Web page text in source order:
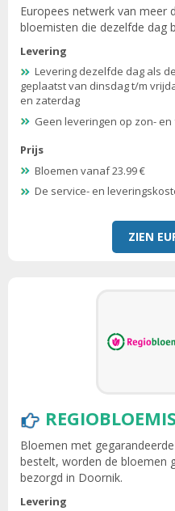
Europees netwerk van meer
bloemisten die dezelfde dag
Levering
Levering dezelfde dag als
geplaatst van dinsdag t/m
en zaterdag
Geen leveringen op zon-
Prijs
Bloemen vanaf 23.99 €
De service- en
ZIEN
Bloemen met
bestelt, worden de bloemen
bezorgd in Doornik.
Levering